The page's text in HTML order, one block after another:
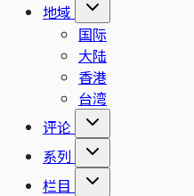
地域
国际
大陆
香港
台湾
评论
系列
栏目